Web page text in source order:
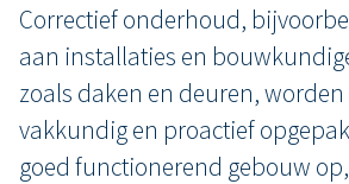
Correctief onderhoud,
aan installaties en
zoals daken en deuren,
vakkundig en proactief
goed functionerend gebouw